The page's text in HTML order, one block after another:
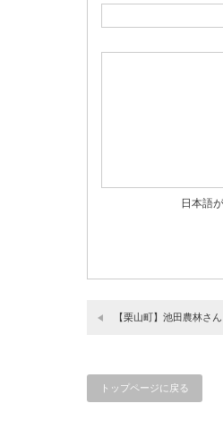
日本語
【栗山町】池田農林さん
トップページに戻る